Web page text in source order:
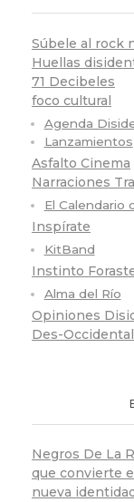
Súbele al rock
Huellas
71 Decibeles
foco cultural
Agenda
Lanzamientos
Asfalto Cinema
Narraciones
El Calendario
Inspírate
KitBand
Instinto
Alma del Río
Opiniones
Des-
Negros De La
que convierte
nueva